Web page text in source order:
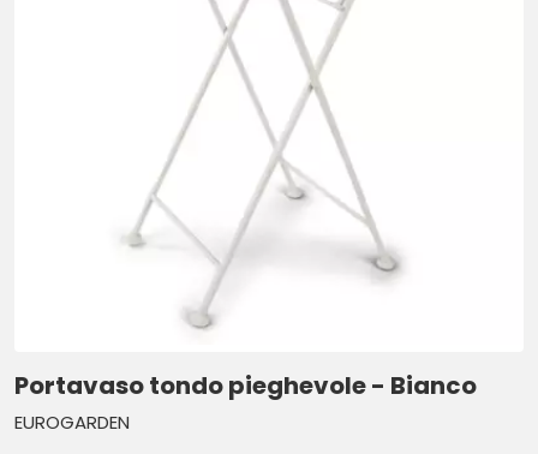
Portavaso tondo pieghevole - Bianco
EUROGARDEN